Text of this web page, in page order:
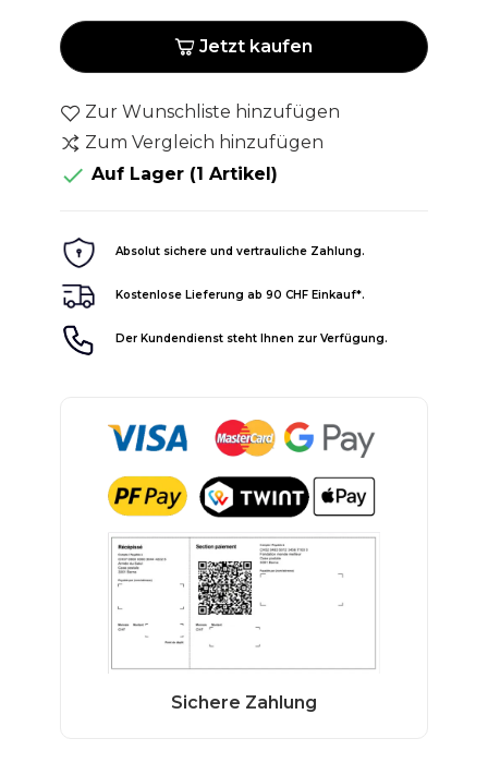
Jetzt kaufen
Zur Wunschliste hinzufügen
Zum Vergleich hinzufügen
 Auf Lager (1 Artikel)
Absolut sichere und vertrauliche Zahlung.
Kostenlose Lieferung ab 90 CHF Einkauf*.
Der Kundendienst steht Ihnen zur Verfügung.